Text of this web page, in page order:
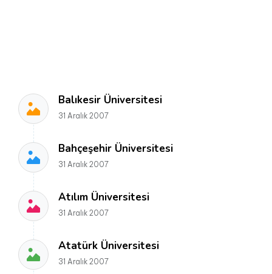
Balıkesir Üniversitesi
31 Aralık 2007
Bahçeşehir Üniversitesi
31 Aralık 2007
Atılım Üniversitesi
31 Aralık 2007
Atatürk Üniversitesi
31 Aralık 2007